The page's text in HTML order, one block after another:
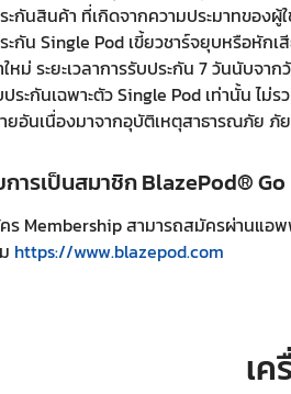
ะกันสินค้า ที่เกิดจากความประมาทของผู้
ระกัน Single Pod เขี้ยวชาร์จยุบหรือหัก
หม่ ระยะเวลาการรับประกัน 7 วันนับจา
ระกันเฉพาะตัว Single Pod เท่านั้น ไม่
อันเนื่องมาจากอุบัติเหตุสาธารณภัย ภั
การเป็นสมาชิก BlazePod®
ร Membership สามารถสมัครผ่านแอ
https://www.blazepod.com
เค